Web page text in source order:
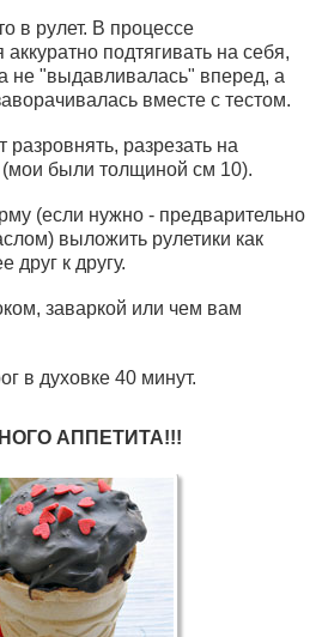
в рулет. В процессе
подтягивать на себя,
не "выдавливалась" вперед, а
вместе с тестом.
разровнять, разрезать на
(мои были толщиной см 10).
(если нужно - предварительно
выложить рулетики как
друг к другу.
заваркой или чем вам
в духовке 40 минут.
АППЕТИТА!!!